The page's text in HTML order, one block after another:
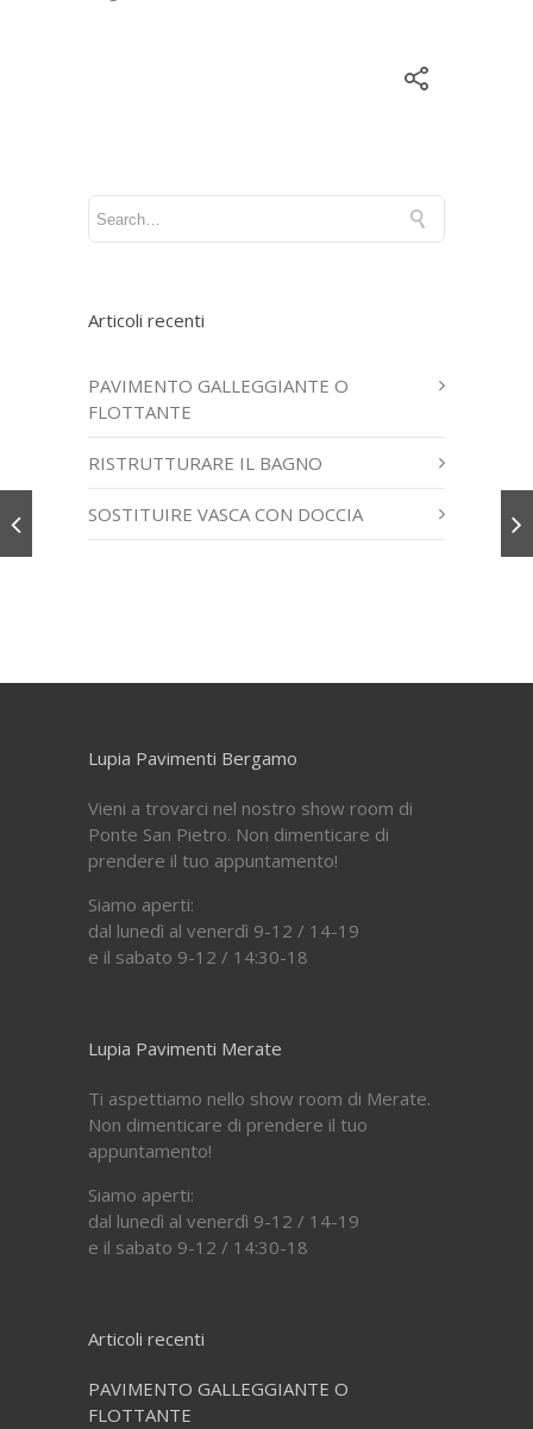
Articoli recenti
PAVIMENTO GALLEGGIANTE O
FLOTTANTE
RISTRUTTURARE IL BAGNO
SOSTITUIRE VASCA CON DOCCIA
Lupia Pavimenti Bergamo
Vieni a trovarci nel nostro show room di
Ponte San Pietro. Non dimenticare di
prendere il tuo appuntamento!
Siamo aperti:
dal lunedì al venerdì 9-12 / 14-19
e il sabato 9-12 / 14:30-18
Lupia Pavimenti Merate
Ti aspettiamo nello show room di Merate.
Non dimenticare di prendere il tuo
appuntamento!
Siamo aperti:
dal lunedì al venerdì 9-12 / 14-19
e il sabato 9-12 / 14:30-18
Articoli recenti
PAVIMENTO GALLEGGIANTE O
FLOTTANTE